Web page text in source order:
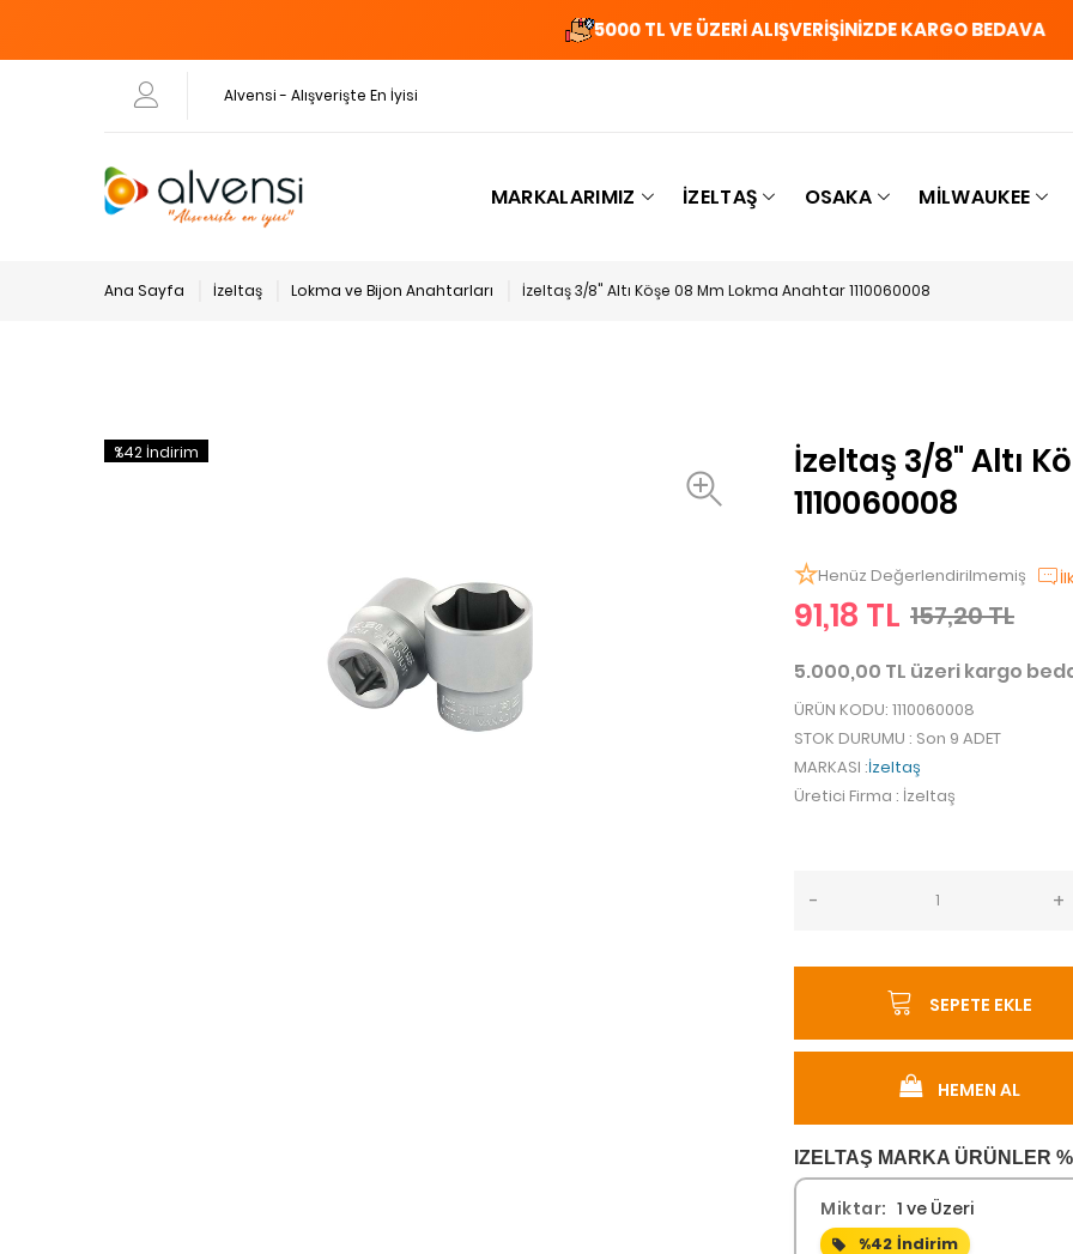
5000 TL VE ÜZERİ ALIŞVERİŞİNİZDE KARGO BEDAVA
Alvensi - Alışverişte En İyisi
MARKALARIMIZ İZELTAŞ OSAKA MILWAUKEE
Ana Sayfa İzeltaş Lokma ve Bijon Anahtarları İzeltaş 3/8" Altı Köşe 08 Mm Lokma Anahtar 1110060008
İzeltaş 3/8" Altı
1110060008
Henüz Değerlendirilmemiş
91,18 TL 157,20 TL
5.000,00 TL üzeri kargo
ÜRÜN KODU: 1110060008
STOK DURUMU : Son 9 ADET
MARKASI :İzeltaş
Üretici Firma : İzeltaş
- +
SEPETE EKLE
HEMEN AL
IZELTAŞ MARKA ÜRÜNLER
Miktar: 1 ve Üzeri
%42 İndirim
%42 İndirim